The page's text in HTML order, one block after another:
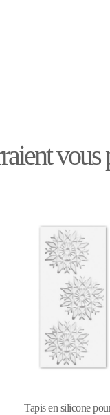
vous
chocolat